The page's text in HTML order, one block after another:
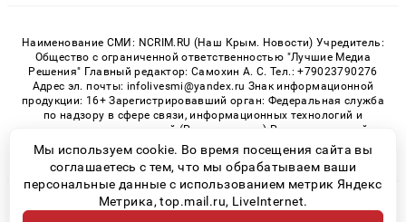
Наименование СМИ: NCRIM.RU (Наш Крым. Новости) Учредитель:
Общество с ограниченной ответственностью "Лучшие Медиа
Решения" Главный редактор: Самохин А. С. Тел.: +79023790276
Адрес эл. почты: infolivesmi@yandex.ru Знак информационной
продукции: 16+ Зарегистрировавший орган: Федеральная служба
по надзору в сфере связи, информационных технологий и
массовых коммуникаций (Роскомнадзор) Регистрационный
номер СМИ ЭЛ № ФС 77 - 81150 от 02.06.2021
© 2026 «nCrim.ru» | Все права защищены
Мы используем cookie. Во время посещения сайта вы
соглашаетесь с тем, что мы обрабатываем ваши
персональные данные с использованием метрик Яндекс
Метрика, top.mail.ru, LiveInternet.